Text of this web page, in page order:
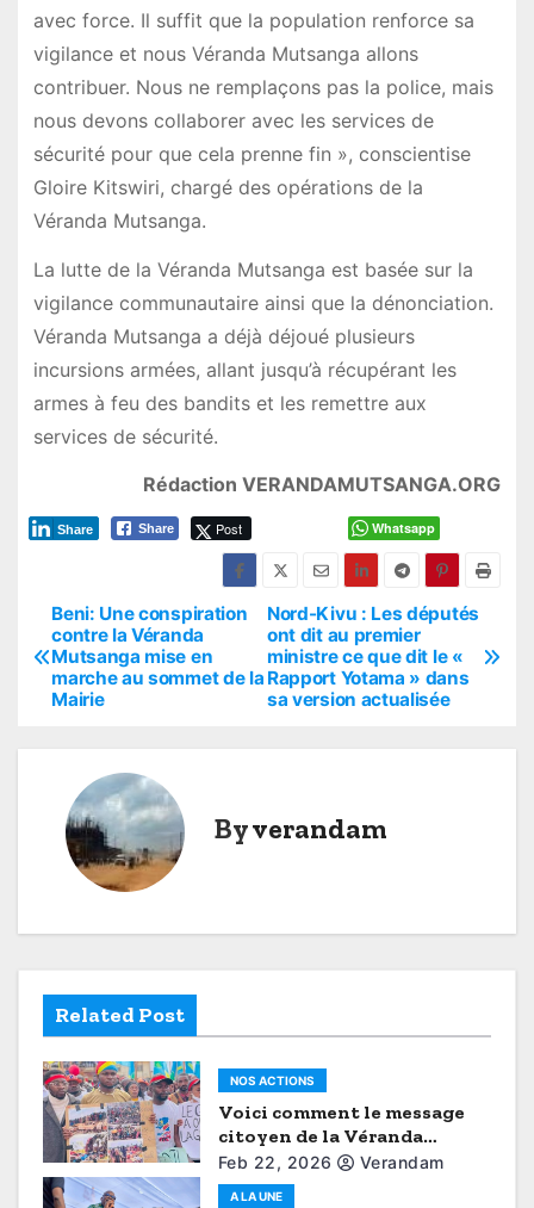
avec force. Il suffit que la population renforce sa
vigilance et nous Véranda Mutsanga allons
contribuer. Nous ne remplaçons pas la police, mais
nous devons collaborer avec les services de
sécurité pour que cela prenne fin », conscientise
Gloire Kitswiri, chargé des opérations de la
Véranda Mutsanga.
La lutte de la Véranda Mutsanga est basée sur la
vigilance communautaire ainsi que la dénonciation.
Véranda Mutsanga a déjà déjoué plusieurs
incursions armées, allant jusqu’à récupérant les
armes à feu des bandits et les remettre aux
services de sécurité.
Rédaction VERANDAMUTSANGA.ORG
Share Post
Share Whatsapp
P
o
g
a
t
i
o
Nord-Kivu : Les députés
ont dit au premier
ministre ce que dit le «
Rapport Yotama » dans
sa version actualisée
Beni: Une conspiration
contre la Véranda
Mutsanga mise en
marche au sommet de la
Mairie
Byverandam
Related Post
NOS ACTIONS
Voici comment le message
citoyen de la Véranda
Mutsanga a brisé le
protocole (Aimé Boji à
Feb 22, 2026 Verandam
A LA UNE